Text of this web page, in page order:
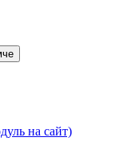
на сайт)